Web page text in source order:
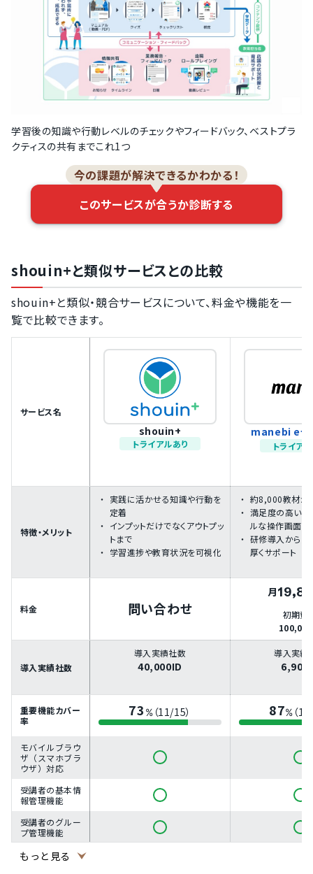
学習後の知識や行動レベルのチェックやフィードバック、ベストプラ
クティスの共有までこれ1つ
今の課題が解決できるかわかる！
このサービスが合うか診断する
shouin+と類似サービスとの比較
shouin+と類似・競合サービスについて、料金や機能を一
覧で比較できます。
サービス名
shouin+
トライアルあり
manebi eラ
トライア
特徴・メリット
実践に活かせる知識や行動を
定着
インプットだけでなくアウトプッ
トまで
学習進捗や教育状況を可視化
約8,000教材が
満足度の高い直
ルな操作画面
研修導入から実
厚くサポート
料金 問い合わせ
月
初期費
導入実績社数
導入実績社数
40,000ID
導入実績
6,900
重要機能カバー
率
73 %（11/15） 87% （
モバイルブラウ
ザ（スマホブラ
ウザ）対応
受講者の基本情
報管理機能
受講者のグルー
プ管理機能
受講者へのメー
ル連絡機能
もっと見る